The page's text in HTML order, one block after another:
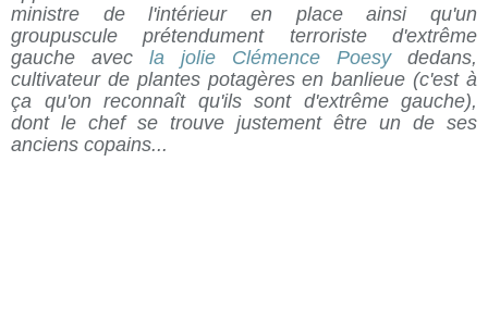
ministre de l'intérieur en place ainsi qu'un
groupuscule prétendument terroriste d'extrême
gauche avec la jolie Clémence Poesydedans,
cultivateur de plantes potagères en banlieue (c'est à
ça qu'on reconnaît qu'ils sont d'extrême gauche),
dont le chef se trouve justement être un de ses
anciens copains...